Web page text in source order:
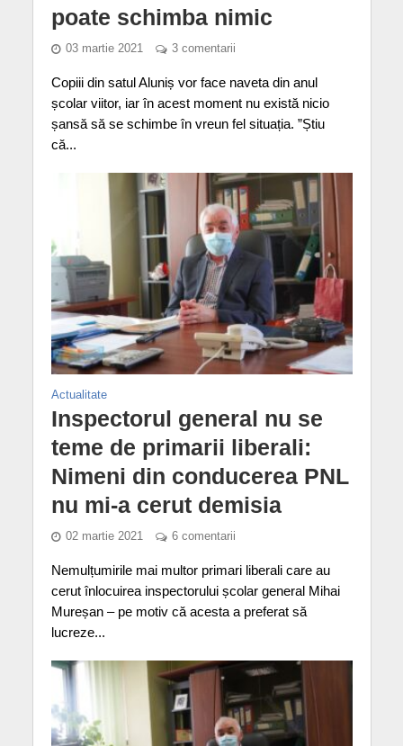
poate schimba nimic
03 martie 2021 3 comentarii
Copiii din satul Aluniș vor face naveta din anul
școlar viitor, iar în acest moment nu există nicio
șansă să se schimbe în vreun fel situația. ”Știu
că...
Actualitate
Inspectorul general nu se
teme de primarii liberali:
Nimeni din conducerea PNL
nu mi-a cerut demisia
02 martie 2021 6 comentarii
Nemulțumirile mai multor primari liberali care au
cerut înlocuirea inspectorului școlar general Mihai
Mureșan – pe motiv că acesta a preferat să
lucreze...